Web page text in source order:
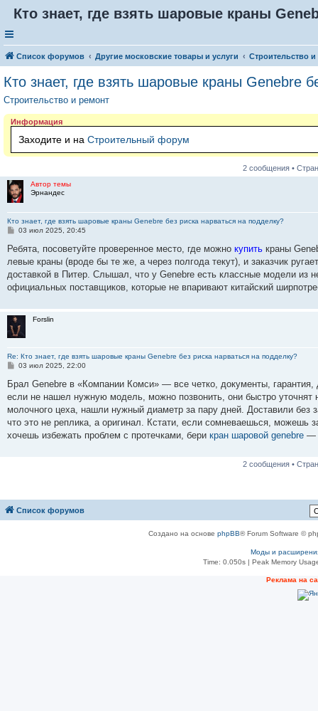
Кто знает, где взять шаровые краны
Список форумов Другие московские товары и услуги Строительство
Кто знает, где взять шаровые краны Genebre
Строительство и ремонт
Информация
Заходите и на Строительный форум
2 сообщения •
Автор темы
Эрнандес
Кто знает, где взять шаровые краны Genebre без риска нарваться на подделку?
С
о
щ
е
и
03 июл 2025, 20:45
Ребята, посоветуйте проверенное место, где можно купить краны
левые краны (вроде бы те же, а через полгода текут), и заказчик
доставкой в Питер. Слышал, что у Genebre есть классные модели из
официальных поставщиков, которые не впаривают китайский
Forslin
Re: Кто знает, где взять шаровые краны Genebre без риска нарваться на подделку?
С
о
щ
е
и
е
03 июл 2025, 22:00
Брал Genebre в «Компании Комси» — все четко, документы,
если не нашел нужную модель, можно позвонить, они быстро
молочного цеха, нашли нужный диаметр за пару дней. Доставили
что это не реплика, а оригинал. Кстати, если сомневаешься,
хочешь избежать проблем с протечками, бери кран шаровой genebre —
2 сообщения •
Список форумов
Создано на основе phpBB® Forum Software ©
Моды и
Time: 0.050s| Peak Memory
Реклама на